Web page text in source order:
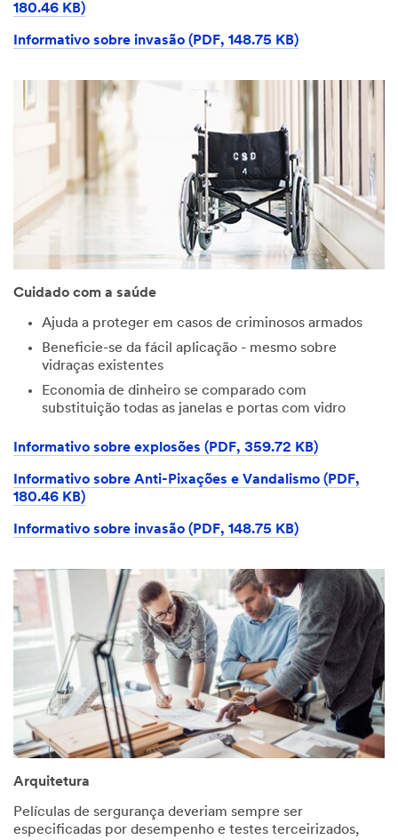
180.46 KB)
Informativo sobre invasão (PDF, 148.75 KB)
Cuidado com a saúde
Ajuda a proteger em casos de criminosos armados
Beneficie-se da fácil aplicação - mesmo sobre
vidraças existentes
Economia de dinheiro se comparado com
substituição todas as janelas e portas com vidro
Informativo sobre explosões (PDF, 359.72 KB)
Informativo sobre Anti-Pixações e Vandalismo (PDF,
180.46 KB)
Informativo sobre invasão (PDF, 148.75 KB)
Arquitetura
Películas de sergurança deveriam sempre ser
especificadas por desempenho e testes terceirizados,